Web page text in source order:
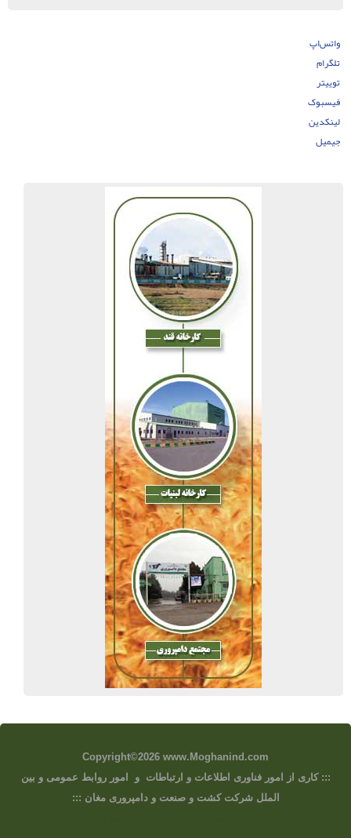
واتس‌اپ
تلگرام
توییتر
فیسبوک
لینکدین
جیمیل
Copyrig ht©2026 www.Moghanind.com
::: کاری از امور فناوری اطلاعات و ارتباطات و
امور روابط عمومی و بین
الملل شرکت کشت و صنعت و دامپروری مغان :::